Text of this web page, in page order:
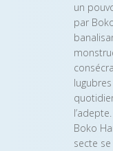
un
par
Boko
secte